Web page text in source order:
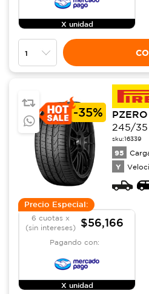
X unidad
-35%
245/35
sku:16339
95
Y
Precio Especial:
6 cuotas x
(sin intereses)
$56,166
Pagando con:
X unidad